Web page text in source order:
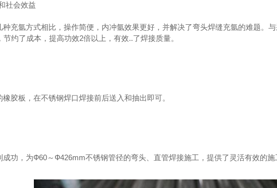
社会效益
种充氩方式相比，操作简便，内冲氩效果更好，并解决了弯头焊缝充氩的难题。
约了成本，提高功效2倍以上，有效..了焊接质量。
胶板，在不锈钢焊口焊接前后送入和抽出即可。
成功，为Ф60～Ф426mm不锈钢管径的弯头、直管焊接施工，提供了灵活有效的